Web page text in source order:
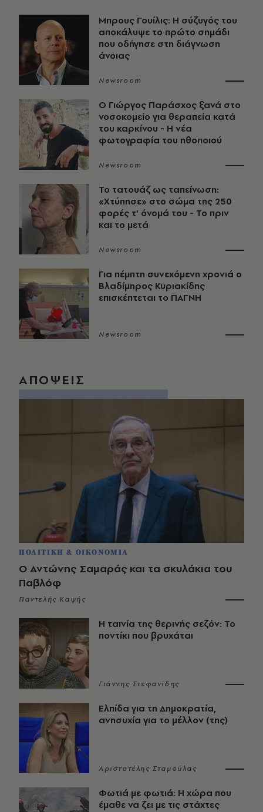
Μπρους Γουίλις: Η σύζυγός του
αποκάλυψε το πρώτο σημάδι
που οδήγησε στη διάγνωση
άνοιας
Newsroom
O Γιώργος Παράσχος ξανά στο
νοσοκομείο για θεραπεία κατά
του καρκίνου - Η νέα
φωτογραφία του ηθοποιού
Newsroom
Το τατουάζ ως ταπείνωση:
«Χτύπησε» στο σώμα της 250
φορές τ’ όνομά του - Το πριν
και το μετά
Newsroom
Για πέμπτη συνεχόμενη χρονιά ο
Βλαδίμηρος Κυριακίδης
επισκέπτεται το ΠΑΓΝΗ
Newsroom
ΑΠΟΨΕΙΣ
ΠΟΛΙΤΙΚΗ & ΟΙΚΟΝΟΜΙΑ
Ο Αντώνης Σαμαράς και τα σκυλάκια του
Παβλόφ
Παντελής Καψής
Η ταινία της θερινής σεζόν: Το
ποντίκι που βρυχάται
Γιάννης Στεφανίδης
Ελπίδα για τη Δημοκρατία,
ανησυχία για το μέλλον (της)
Αριστοτέλης Σταμούλας
Φωτιά με φωτιά: Η χώρα που
έμαθε να ζει με τις στάχτες